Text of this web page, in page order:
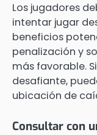
Los jugadores
intentar jugar
beneficios
penalización y
más favorable.
desafiante,
ubicación de
Consultar con